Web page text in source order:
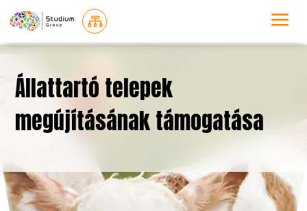
 a
Állattartó telepek
megújításának támogatása